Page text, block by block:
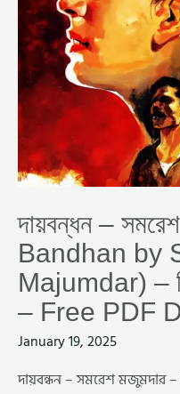
দায়বন্ধন –
Bandhan by
Majumdar) –
– Free PDF
January 19, 2025
দায়বন্ধন – সমরেশ মজুমদার
–
ফ্রি
পিডিএফ
ডাউনলোড
–
FREE
PDF
DOWNLOAD